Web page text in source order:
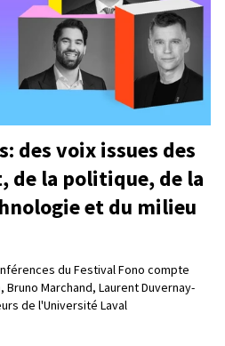
des voix issues des
de la politique, de la
et du milieu
du Festival Fono compte
Marchand, Laurent Duvernay-
de l'Université Laval